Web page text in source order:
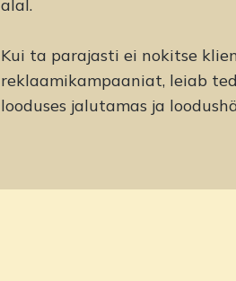
alal.
Kui ta parajasti ei nokitse
reklaamikampaaniat, leiab
looduses jalutamas ja